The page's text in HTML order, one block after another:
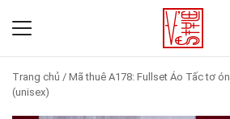
Trang chủ / Mã thuê A178: Fullset Áo Tấc tơ
(unisex)